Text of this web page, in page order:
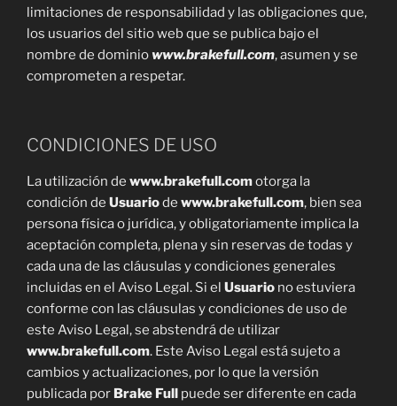
limitaciones de responsabilidad y las obligaciones que,
los usuarios del sitio web que se publica bajo el
nombre de dominio www.brakefull.com, asumen y se
comprometen a respetar.
CONDICIONES DE USO
La utilización de www.brakefull.comotorga la
condición de Usuariode www.brakefull.com, bien sea
persona física o jurídica, y obligatoriamente implica la
aceptación completa, plena y sin reservas de todas y
cada una de las cláusulas y condiciones generales
incluidas en el Aviso Legal. Si el Usuario no estuviera
conforme con las cláusulas y condiciones de uso de
este Aviso Legal, se abstendrá de utilizar
www.brakefull.com. Este Aviso Legal está sujeto a
cambios y actualizaciones, por lo que la versión
publicada por Brake Full
puede ser diferente en cada